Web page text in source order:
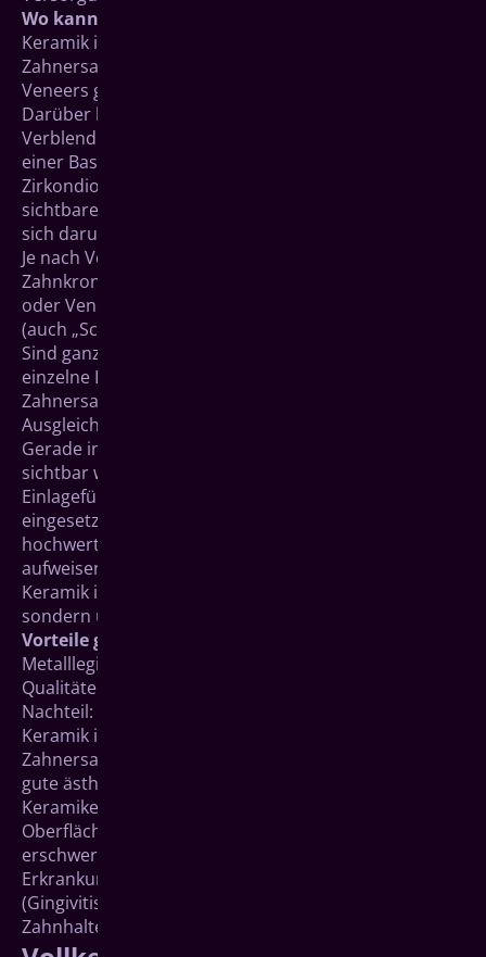
Wo kann Keramik eingesetzt werden?
Keramik ist besonders für implantatgetragenen
Zahnersatz, Kronen, Teilkronen, Inlays, Brücken und
Veneers geeignet.
Darüber hinaus bietet es sich auch für die
Verblendung von Zahnersatz mit Metallbasis oder mit
einer Basis aus der Hochleistungskeramik
Zirkondioxid an. Keramik ist dann die äußere,
sichtbare Schicht – Metall bzw. Zirkondioxid befindet
sich darunter.
Je nach Versorgungsart kann bei stark geschädigten
Zahnkronen entweder eine Vollkrone aus Keramik
oder Veneers, also eine keramische Verblendschale
(auch „Schalenkrone“) infrage kommen.
Sind ganze Zahnreihen unterbrochen oder stören
einzelne Lücken kann implantatgetragener
Zahnersatz oder eine Brücke einen ästhetischer
Ausgleich darstellen.
Gerade in Bereichen, die beim Sprechen oder Lachen
sichtbar werden, können starre, laborgefertigte
Einlagefüllungen in Form eines keramischen Inlays
eingesetzt werden. Sie bieten eine qualitativ
hochwertige Versorgung, da sie einen festen Kern
aufweisen. Dabei genügen sie hohen Ansprüchen.
Keramik ist hier nicht nur funktionell einsetzbar,
sondern überzeugt besonders durch ihre Ästhetik.
Vorteile gegenüber Metalllegierungen
Metalllegierungen haben trotz ihrer hervorragenden
Qualitäten wie ihre Stabilität einen ästhetischen
Nachteil: Sie entsprechen nicht der Zahnfarbe.
Keramik ist dagegen ein sehr guter Werkstoff für den
Zahnersatz und stellt darüber hinaus eine besonders
gute ästhetische Alternative zur Metalllegierung dar.
Keramiken haben insgesamt eine extrem glatte
Oberfläche, die die Anhaftung von Zahnbelägen
erschwert. Damit tragen sie zur Vermeidung von
Erkrankungen wie Karies, Zahnfleischentzündungen
(Gingivitis) und Entzündungen des gesamten
Zahnhalteapparates (Parodontitis) bei.